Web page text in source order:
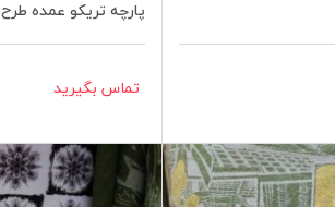
پارچه تریکو عمده طرح 12
تماس بگیرید